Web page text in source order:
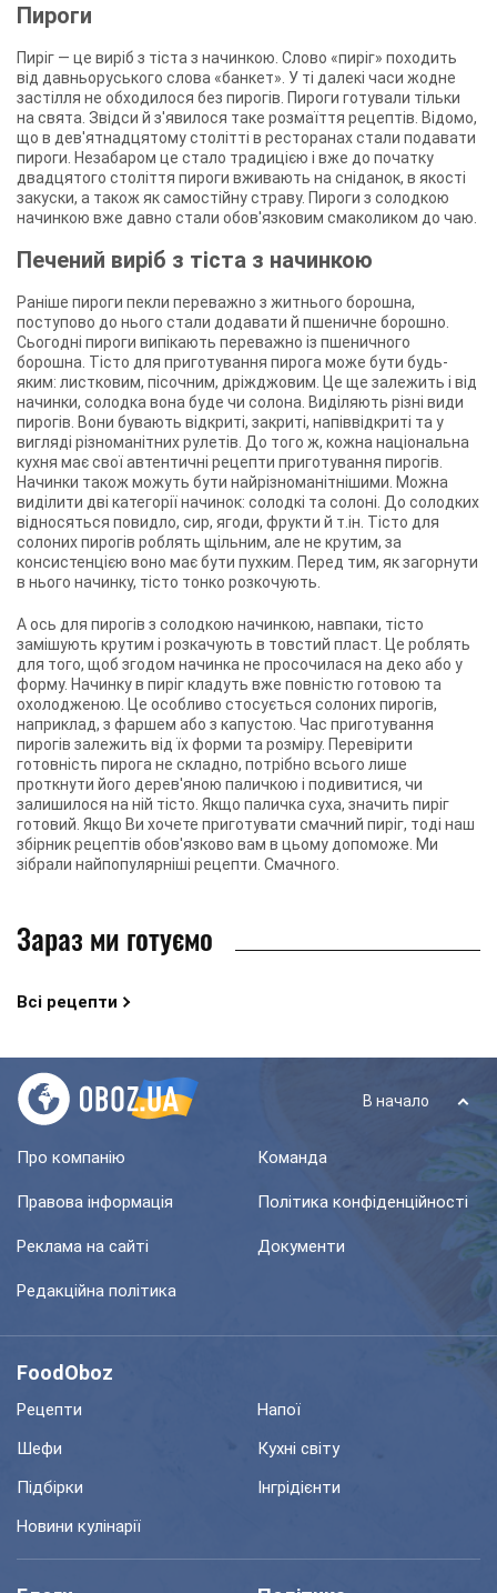
Пироги
Пиріг — це виріб з тіста з начинкою. Слово «пиріг» походить
від давньоруського слова «банкет». У ті далекі часи жодне
застілля не обходилося без пирогів. Пироги готували тільки
на свята. Звідси й з'явилося таке розмаїття рецептів. Відомо,
що в дев'ятнадцятому столітті в ресторанах стали подавати
пироги. Незабаром це стало традицією і вже до початку
двадцятого століття пироги вживають на сніданок, в якості
закуски, а також як самостійну страву. Пироги з солодкою
начинкою вже давно стали обов'язковим смаколиком до чаю.
Печений виріб з тіста з начинкою
Раніше пироги пекли переважно з житнього борошна,
поступово до нього стали додавати й пшеничне борошно.
Сьогодні пироги випікають переважно із пшеничного
борошна. Тісто для приготування пирога може бути будь-
яким: листковим, пісочним, дріжджовим. Це ще залежить і від
начинки, солодка вона буде чи солона. Виділяють різні види
пирогів. Вони бувають відкриті, закриті, напіввідкриті та у
вигляді різноманітних рулетів. До того ж, кожна національна
кухня має свої автентичні рецепти приготування пирогів.
Начинки також можуть бути найрізноманітнішими. Можна
виділити дві категорії начинок: солодкі та солоні. До солодких
відносяться повидло, сир, ягоди, фрукти й т.ін. Тісто для
солоних пирогів роблять щільним, але не крутим, за
консистенцією воно має бути пухким. Перед тим, як загорнути
в нього начинку, тісто тонко розкочують.
А ось для пирогів з солодкою начинкою, навпаки, тісто
замішують крутим і розкачують в товстий пласт. Це роблять
для того, щоб згодом начинка не просочилася на деко або у
форму. Начинку в пиріг кладуть вже повністю готовою та
охолодженою. Це особливо стосується солоних пирогів,
наприклад, з фаршем або з капустою. Час приготування
пирогів залежить від їх форми та розміру. Перевірити
готовність пирога не складно, потрібно всього лише
проткнути його дерев'яною паличкою і подивитися, чи
залишилося на ній тісто. Якщо паличка суха, значить пиріг
готовий. Якщо Ви хочете приготувати смачний пиріг, тоді наш
збірник рецептів обов'язково вам в цьому допоможе. Ми
зібрали найпопулярніші рецепти. Смачного.
Зараз ми готуємо
Всі рецепти
В начало
Про компанію Команда
Правова інформація Політика конфіденційності
Реклама на сайті Документи
Редакційна політика
FoodOboz
Рецепти
Напої
Шефи
Кухні світу
Підбірки
Інгрідієнти
Новини кулінарії